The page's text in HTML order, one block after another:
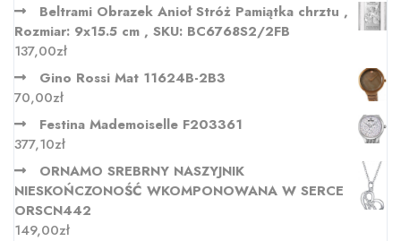
Beltrami Obrazek Anioł Stróż Pamiątka chrztu ,
Rozmiar: 9x15.5 cm , SKU: BC6768S2/2FB
137,00zł
Gino Rossi Mat 11624B-2B3
70,00zł
Festina Mademoiselle F203361
377,10zł
ORNAMO SREBRNY NASZYJNIK
NIESKOŃCZONOŚĆ WKOMPONOWANA W SERCE
ORSCN442
149,00zł